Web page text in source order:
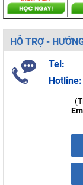
HỖ TRỢ -
Tel:
Hotline: